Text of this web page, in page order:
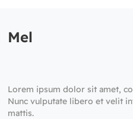
Mel
Lorem ipsum dolor sit amet,
Nunc vulputate libero et velit
mattis.